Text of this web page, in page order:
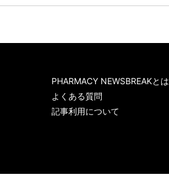
PHARMACY NEWSBREAKとは
よくある質問
記事利用について